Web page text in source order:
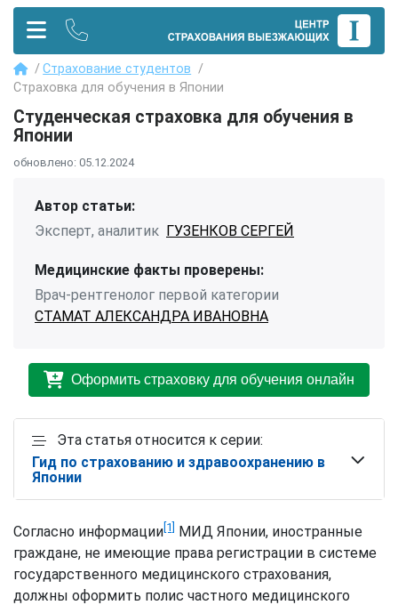
Страхование студентов
Страховка для обучения в Японии
Студенческая страховка для обучения в
Японии
обновлено: 05.12.2024
Автор статьи:
Эксперт, аналитик ГУЗЕНКОВ СЕРГЕЙ
Медицинские факты проверены:
Врач-рентгенолог первой категории
СТАМАТ АЛЕКСАНДРА ИВАНОВНА
Оформить страховку для обучения онлайн
Эта статья относится к серии:
Гид по страхованию и здравоохранению в
Японии
Согласно информации[1] МИД Японии, иностранные
граждане, не имеющие права регистрации в системе
государственного медицинского страхования,
должны оформить полис частного медицинского